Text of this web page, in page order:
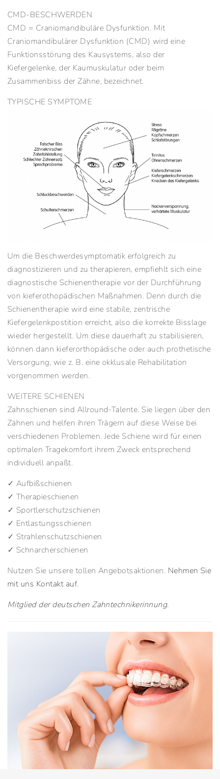
CMD-BESCHWERDEN
CMD = Craniomandibuläre Dysfunktion. Mit
Craniomandibulärer Dysfunktion (CMD) wird eine
Funktionsstörung des Kausystems, also der
Kiefergelenke, der Kaumuskulatur oder beim
Zusammenbiss der Zähne, bezeichnet.
TYPISCHE SYMPTOME
Um die Beschwerdesymptomatik erfolgreich zu
diagnostizieren und zu therapieren, empfiehlt sich eine
diagnostische Schienentherapie vor der Durchführung
von kieferothopädischen Maßnahmen. Denn durch die
Schienentherapie wird eine stabile, zentrische
Kiefergelenkpostition erreicht, also die korrekte Bisslage
wieder hergestellt. Um diese dauerhaft zu stabilisieren,
können dann kieferorthopädische oder auch prothetische
Versorgung, wie z. B. eine okklusale Rehabilitation
vorgenommen werden.
WEITERE SCHIENEN
Zahnschienen sind Allround-Talente. Sie liegen über den
Zähnen und helfen ihren Trägern auf diese Weise bei
verschiedenen Problemen. Jede Schiene wird für einen
optimalen Tragekomfort ihrem Zweck entsprechend
individuell anpaßt.
✓ Aufbißschienen
✓ Therapieschienen
✓ Sportlerschutzschienen
✓ Entlastungsschienen
✓ Strahlenschutzschienen
✓ Schnarcherschienen
Nutzen Sie unsere tollen Angebotsaktionen. Nehmen Sie
mit uns Kontakt auf.
Mitglied der deutschen Zahntechnikerinnung.